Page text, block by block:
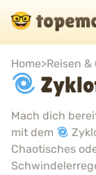
Home>Reisen &
Mach dich
mit dem
Chaotisches